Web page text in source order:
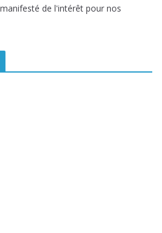
de l'intérêt pour nos